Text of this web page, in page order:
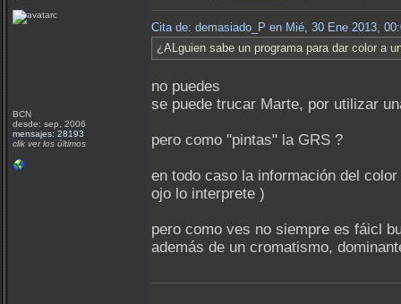
BCN
desde: sep, 2006
mensajes: 28193
clik ver los últimos
Cita de: demasiado_P en Mié, 30 Ene 2013,
¿ALguien sabe un programa para dar color a
no puedes
se puede trucar Marte, por utilizar
pero como "pintas" la GRS ?
en todo caso la información del
ojo lo interprete )
pero como ves no siempre es fáicl
además de un cromatismo,